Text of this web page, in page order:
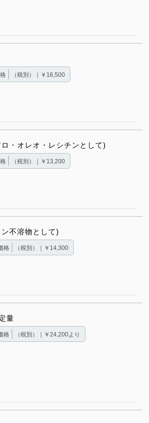
（税別）｜￥16,500
・オレオ・レシチンとして)
（税別）｜￥13,200
不溶物として)
格 （税別）｜￥14,300
量
格 （税別）｜￥24,200より